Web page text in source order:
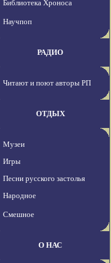
Библиотека Хроноса
Научпоп
РАДИО
Читают и поют авторы РП
ОТДЫХ
Музеи
Игры
Песни русского застолья
Народное
Смешное
О НАС